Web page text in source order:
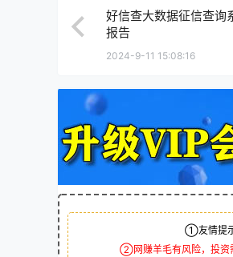
好信查大数据征信查询
报告
2024-9-11 15:08:16
①友情提示
②网赚羊毛有风险，投资